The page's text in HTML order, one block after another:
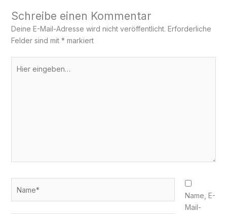
Schreibe einen Kommentar
Deine E-Mail-Adresse wird nicht veröffentlicht. Erforderliche
Felder sind mit * markiert
eingeben…
Name, E-
Mail-